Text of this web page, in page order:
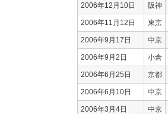
2006年12月10日 阪神
2006年11月12日 東京
2006年9月17日 中京
2006年9月2日 小倉
2006年6月25日 京都
2006年6月10日 中京
2006年3月4日 中京